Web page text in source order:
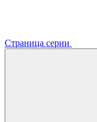
Страница серии